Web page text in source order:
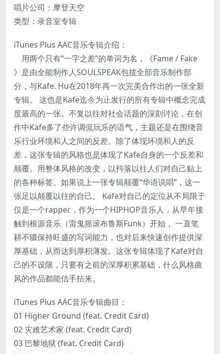
唱片公司：摩登天空
类型：录音室专辑
iTunes Plus AAC音乐专辑介绍：
用两个只有“一字之差”的单词为名，《Fame / Fake
》是由全能制作人SOULSPEAK包揽全部音乐制作部
分，与Kafe. Hu在2018年再一次完美合作出的一张全新
专辑。 这也是Kafe迄今为止发行的所有专辑中概念完成
度最高的一张。不复以往对社会话题的深刻讨论，在创
作中Kafe多了些许调侃玩乐的语气，主题还是在围绕音
乐行业环境和人之间的反差。除了体现环境和人的反
差，这张专辑的风格也是体现了Kafe自身的一个反差和
颠覆。用整体风格的改变，以抖落以往人们对自己贴上
的各种标签。如果说上一张专辑颠覆“华语说唱”，这一
张足以颠覆以往的自己。 Kafe对自己的定位从不局限于
仅是一个rapper，作为一个HIPHOP音乐人，从早年接
触到根源音乐（雷鬼摇滚布鲁斯Funk）开始， 一直笔
耕不辍保持旺盛的写词能力，也对后来快速创作提供深
厚基础，从而达到厚积薄发。这张专辑体现了Kafe对自
己的不设限，只要有之前的深厚积累基础，什么风格曲
风的作品都能信手拈来。
iTunes Plus AAC音乐专辑曲目：
01 Higher Ground (feat. Credit Card)
02 灾难艺术家 (feat. Credit Card)
03 巴黎地狱 (feat. Credit Card)